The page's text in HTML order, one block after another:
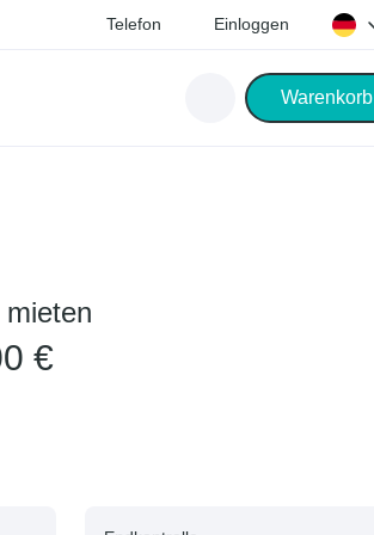
Telefon Einloggen
Warenkorb
€